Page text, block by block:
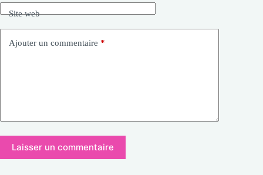
Site web
Ajouter un commentaire *
Laisser un commentaire